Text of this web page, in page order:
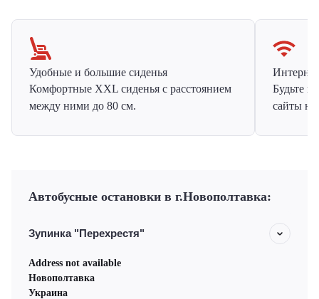
Удобные и большие сиденья
Комфортные XXL сиденья с расстоянием
между ними до 80 см.
Будьте
сайты на
Автобусные остановки в г.Новополтавка:
Зупинка "Перехрестя"
Address not available
Новополтавка
Украина